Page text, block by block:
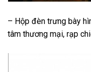
– Hộp đèn trưng bày
tâm thương mại, rạp